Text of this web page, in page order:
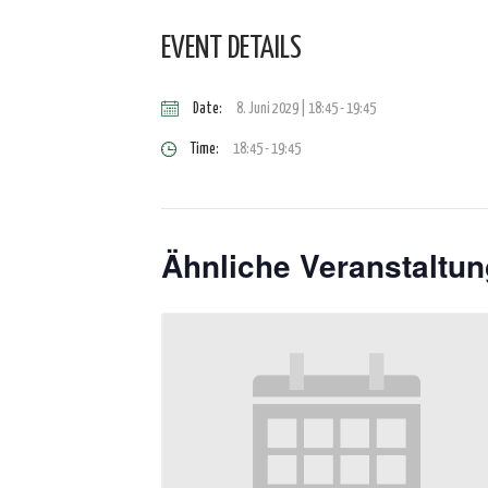
EVENT DETAILS
Date: 8. Juni 2029 | 18:45-19:45
Time: 18:45 - 19:45
Ähnliche